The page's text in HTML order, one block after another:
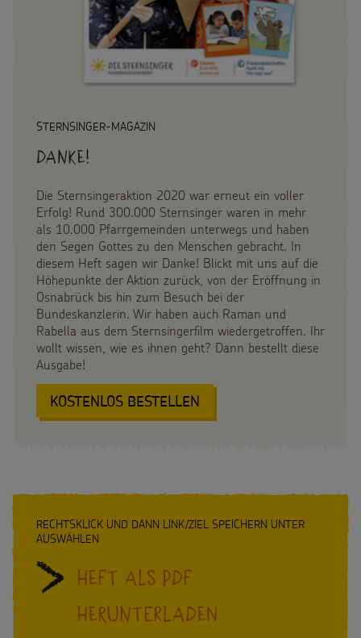
Kinderarbeit
Weltmissionstag der Kinder
Weihnachten Weltweit
Gottesdienstbausteine
Spendenformular
Spendendose
Spendenmöglichkeiten
Sternsinger-Stiftung
Spende als Geschenk
Anlassspenden
Zinsen den Kindern
Vereine und Initiativen
Sternsingerspenden gezielt einsetzen
Testamentsspende
Backen und Basteln
Sternsinger-Magazin
Videos
Sternsinger-Steckbrief
Spiele
Werde Sternsinger!
Über uns
Presse
Kontakt
STERNSINGER-MAGAZIN
Danke!
Die Sternsingeraktion 2020 war erneut ein voller
Erfolg! Rund 300.000 Sternsinger waren in mehr
als 10.000 Pfarrgemeinden unterwegs und haben
den Segen Gottes zu den Menschen gebracht. In
diesem Heft sagen wir Danke! Blickt mit uns auf die
Höhepunkte der Aktion zurück, von der Eröffnung in
Osnabrück bis hin zum Besuch bei der
Bundeskanzlerin. Wir haben auch Raman und
Rabella aus dem Sternsingerfilm wiedergetroffen. Ihr
wollt wissen, wie es ihnen geht? Dann bestellt diese
Ausgabe!
KOSTENLOS BESTELLEN
DANKE!
RECHTSKLICK UND DANN LINK/ZIEL SPEICHERN UNTER
AUSWÄHLEN
Heft als PDF
herunterladen